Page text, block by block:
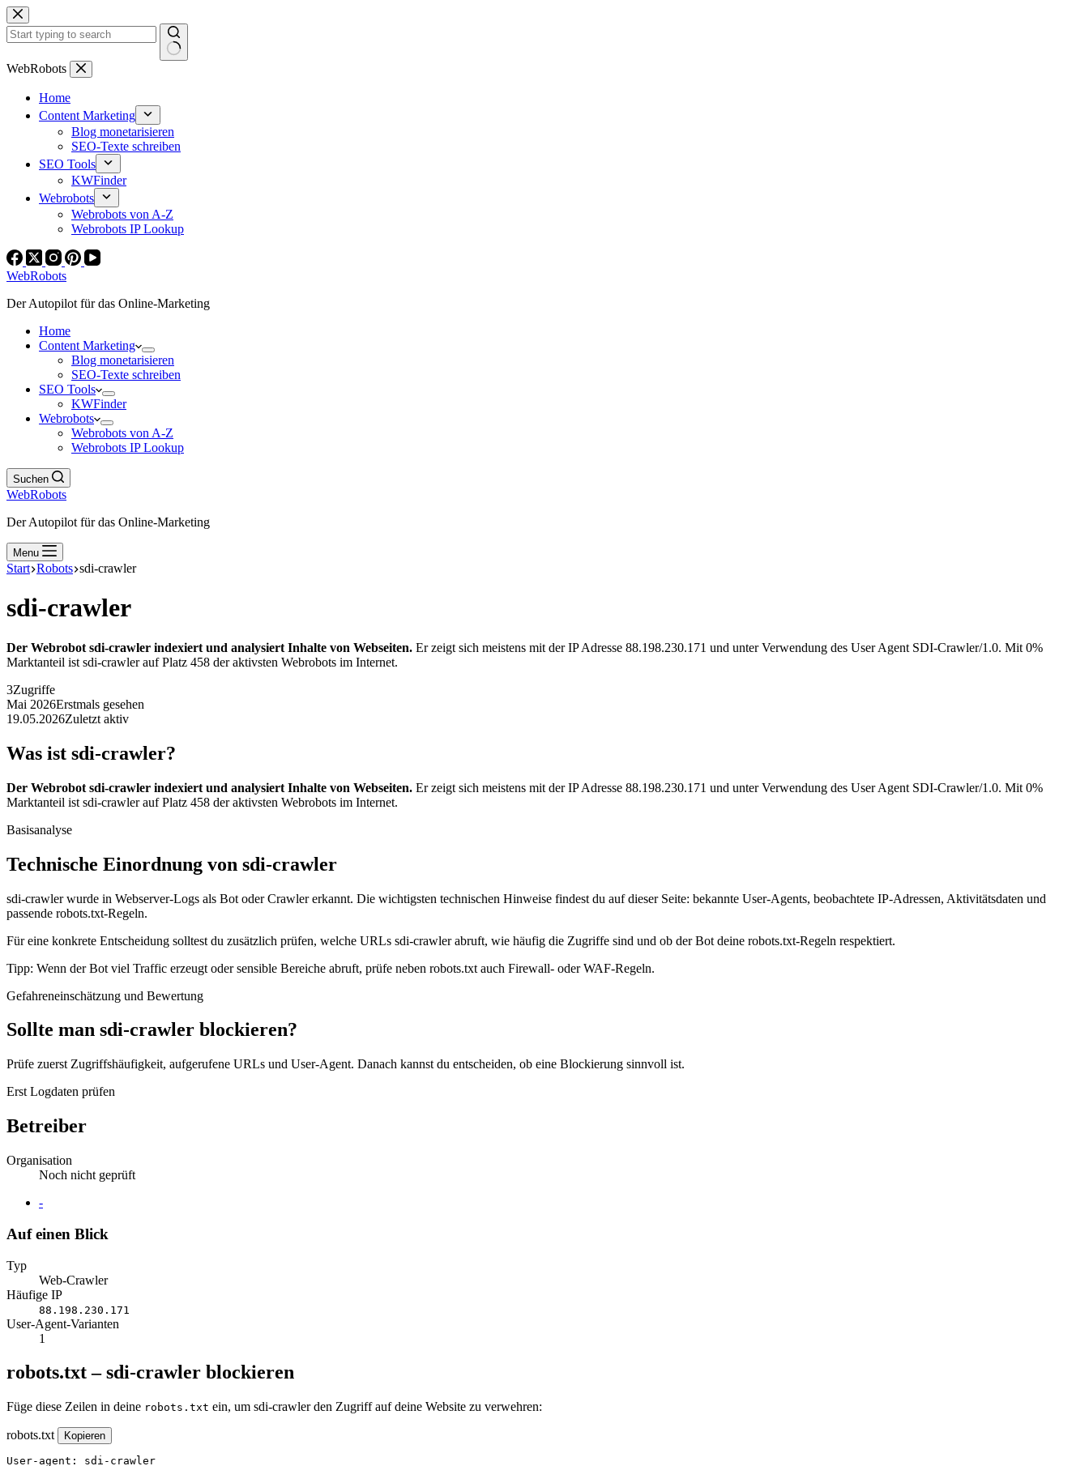
Zum
Inhalt
springen
Keine
WebRobots
Home
Content Marketing
Blog monetarisieren
SEO-Texte schreiben
SEO Tools
KWFinder
Webrobots
Webrobots von A-Z
Webrobots IP Lookup
WebRobots
Der Autopilot für das Online-Marketing
Home
Content Marketing
Blog monetarisieren
SEO-Texte schreiben
SEO Tools
KWFinder
Webrobots
Webrobots von A-Z
Webrobots IP Lookup
Suchen
WebRobots
Der Autopilot für das Online-Marketing
Menu
Start Robots sdi-crawler
sdi-crawler
Der Webrobot sdi-crawler indexiert und analysiert Inhalte von Webseiten. Er zeigt sich meistens mit der IP Adresse 88.198.230.171 und unter Verwendung des User Agent SDI-Crawler/1.0. Mit 0%
Marktanteil ist sdi-crawler auf Platz 458 der aktivsten Webrobots im Internet.
3Zugriffe
Mai 2026Erstmals gesehen
19.05.2026Zuletzt aktiv
Was ist sdi-crawler?
Der Webrobot sdi-crawler indexiert und analysiert Inhalte von Webseiten. Er zeigt sich meistens mit der IP Adresse 88.198.230.171 und unter Verwendung des User Agent SDI-Crawler/1.0. Mit 0%
Marktanteil ist sdi-crawler auf Platz 458 der aktivsten Webrobots im Internet.
Basisanalyse
Technische Einordnung von sdi-crawler
sdi-crawler wurde in Webserver-Logs als Bot oder Crawler erkannt. Die wichtigsten technischen Hinweise findest du auf dieser Seite: bekannte User-Agents, beobachtete IP-Adressen, Aktivitätsdaten und
passende robots.txt-Regeln.
Für eine konkrete Entscheidung solltest du zusätzlich prüfen, welche URLs sdi-crawler abruft, wie häufig die Zugriffe sind und ob der Bot deine robots.txt-Regeln respektiert.
Tipp: Wenn der Bot viel Traffic erzeugt oder sensible Bereiche abruft, prüfe neben robots.txt auch Firewall- oder WAF-Regeln.
Gefahreneinschätzung und Bewertung
Sollte man sdi-crawler blockieren?
Prüfe zuerst Zugriffshäufigkeit, aufgerufene URLs und User-Agent. Danach kannst du entscheiden, ob eine Blockierung sinnvoll ist.
Erst Logdaten prüfen
Betreiber
Organisation
Noch nicht geprüft
Website
-
Auf einen Blick
Typ
Web-Crawler
Häufige IP
88.198.230.171
User-Agent-Varianten
1
robots.txt – sdi-crawler blockieren
Füge diese Zeilen in deine robots.txt ein, um sdi-crawler den Zugriff auf deine Website zu verwehren:
robots.txt Kopieren
User-agent: sdi-crawler